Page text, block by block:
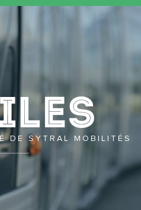
Mobiles
DE SYTRAL MOBILITÉS